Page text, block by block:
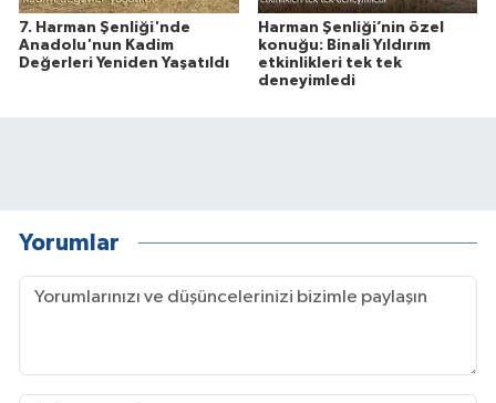
7. Harman Şenliği'nde
Anadolu'nun Kadim
Değerleri Yeniden Yaşatıldı
Harman Şenliği’nin özel
konuğu: Binali Yıldırım
etkinlikleri tek tek
deneyimledi
Yorumlar